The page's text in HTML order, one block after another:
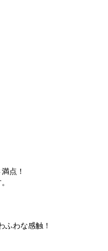
点！
ふわな感触！